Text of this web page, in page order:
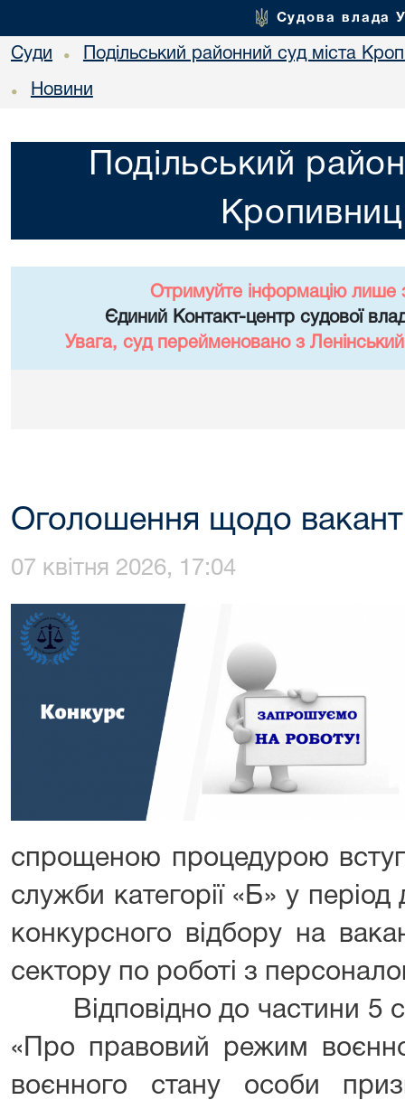
Судова влада
Суди • Подільський районний суд міста
• Новини
Подільський
Отримуйте інформацію лише
Єдиний Контакт-центр судової
Увага, суд перейменовано з
Оголошення щодо
07 квітня 2026, 17:04
спрощеною процедурою
служби категорії «Б» у період
конкурсного відбору на
сектору по роботі з
Відповідно до частини 5
«Про правовий режим
воєнного стану особи